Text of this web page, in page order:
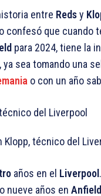
entre Redsy
confesó que cuando
para 2024, tiene la
ya sea tomando una
o con un año
Klopp, técnico del
años en el Liverpool
nueve años en Anfield